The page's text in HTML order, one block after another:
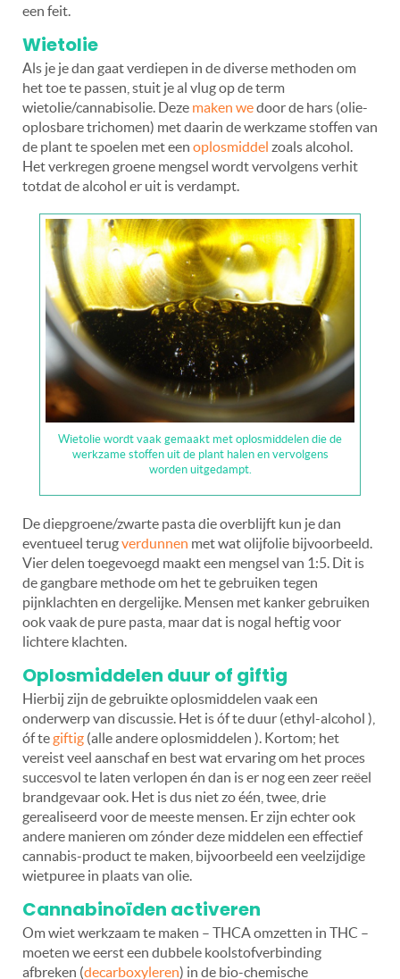
een feit.
Wietolie
Als je je dan gaat verdiepen in de diverse methoden om
het toe te passen, stuit je al vlug op de term
wietolie/cannabisolie. Deze maken wedoor de hars (olie-
oplosbare trichomen) met daarin de werkzame stoffen van
de plant te spoelen met een oplosmiddel zoals alcohol.
Het verkregen groene mengsel wordt vervolgens verhit
totdat de alcohol er uit is verdampt.
Wietolie wordt vaak gemaakt met oplosmiddelen die de
werkzame stoffen uit de plant halen en vervolgens
worden uitgedampt.
De diepgroene/zwarte pasta die overblijft kun je dan
eventueel terugverdunnen met wat olijfolie bijvoorbeeld.
Vier delen toegevoegd maakt een mengsel van 1:5. Dit is
de gangbare methode om het te gebruiken tegen
pijnklachten en dergelijke. Mensen met kanker gebruiken
ook vaak de pure pasta, maar dat is nogal heftig voor
lichtere klachten.
Oplosmiddelen duur of giftig
Hierbij zijn de gebruikte oplosmiddelen vaak een
onderwerp van discussie. Het is óf te duur (ethyl-alcohol ),
óf tegiftig (alle andere oplosmiddelen ). Kortom; het
vereist veel aanschaf en best wat ervaring om het proces
succesvol te laten verlopen én dan is er nog een zeer reëel
brandgevaar ook. Het is dus niet zo één, twee, drie
gerealiseerd voor de meeste mensen. Er zijn echter ook
andere manieren om zónder deze middelen een effectief
cannabis-product te maken, bijvoorbeeld een veelzijdige
wietpuree in plaats van olie.
Cannabinoïden activeren
Om wiet werkzaam te maken – THCA omzetten in THC –
moeten we eerst een dubbele koolstofverbinding
afbreken (decarboxyleren) in de bio-chemische